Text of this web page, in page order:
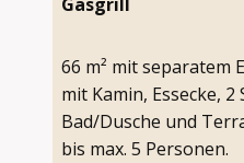
66 m² mit separatem
mit Kamin, Essecke,
Bad/Dusche und
bis max. 5 Personen.